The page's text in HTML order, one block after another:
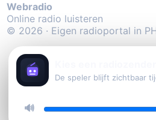
Webradio
Online radio luisteren
© 2026 · Eigen radioportal in
🔊